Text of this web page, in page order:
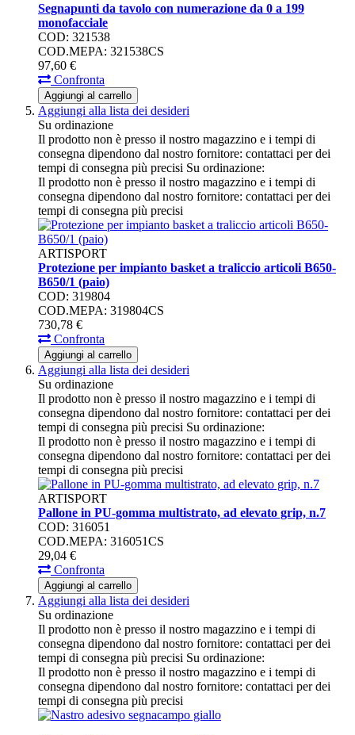
Segnapunti da tavolo con numerazione da 0 a 199
monofacciale
COD: 321538
COD.MEPA: 321538CS
97,60 €
Confronta
Aggiungi al carrello
Aggiungi alla lista dei desideri
Su ordinazione
Il prodotto non è presso il nostro magazzino e i tempi di
consegna dipendono dal nostro fornitore: contattaci per dei
tempi di consegna più precisi Su ordinazione:
Il prodotto non è presso il nostro magazzino e i tempi di
consegna dipendono dal nostro fornitore: contattaci per dei
tempi di consegna più precisi
ARTISPORT
Protezione per impianto basket a traliccio articoli B650-
B650/1 (paio)
COD: 319804
COD.MEPA: 319804CS
730,78 €
Confronta
Aggiungi al carrello
Aggiungi alla lista dei desideri
Su ordinazione
Il prodotto non è presso il nostro magazzino e i tempi di
consegna dipendono dal nostro fornitore: contattaci per dei
tempi di consegna più precisi Su ordinazione:
Il prodotto non è presso il nostro magazzino e i tempi di
consegna dipendono dal nostro fornitore: contattaci per dei
tempi di consegna più precisi
ARTISPORT
Pallone in PU-gomma multistrato, ad elevato grip, n.7
COD: 316051
COD.MEPA: 316051CS
29,04 €
Confronta
Aggiungi al carrello
Aggiungi alla lista dei desideri
Su ordinazione
Il prodotto non è presso il nostro magazzino e i tempi di
consegna dipendono dal nostro fornitore: contattaci per dei
tempi di consegna più precisi Su ordinazione:
Il prodotto non è presso il nostro magazzino e i tempi di
consegna dipendono dal nostro fornitore: contattaci per dei
tempi di consegna più precisi